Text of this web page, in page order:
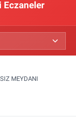
Eczaneler
MEYDANI